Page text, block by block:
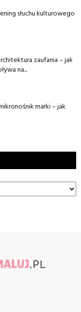
słuchu kulturowego
zaufania – jak
na...
marki – jak